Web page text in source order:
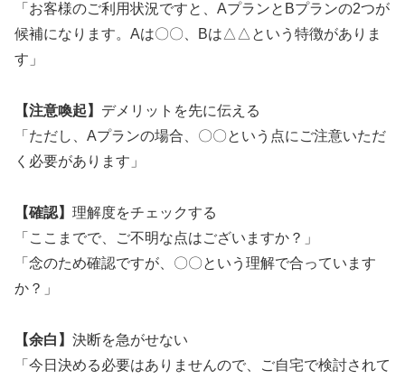
「お客様のご利用状況ですと、AプランとBプランの2つが
候補になります。Aは〇〇、Bは△△という特徴がありま
す」
【注意喚起】 デメリットを先に伝える
「ただし、Aプランの場合、〇〇という点にご注意いただ
く必要があります」
【確認】 理解度をチェックする
「ここまでで、ご不明な点はございますか？」
「念のため確認ですが、〇〇という理解で合っています
か？」
【余白】 決断を急がせない
「今日決める必要はありませんので、ご自宅で検討されて